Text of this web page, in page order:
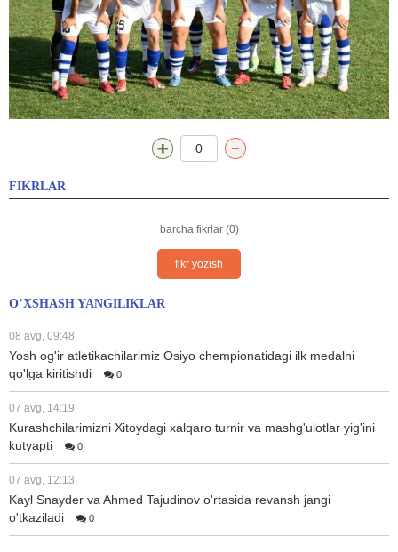
0
FIKRLAR
barcha fikrlar (0)
fikr yozish
O’XSHASH YANGILIKLAR
08 avg, 09:48
Yosh og'ir atletikachilarimiz Osiyo chempionatidagi ilk medalni
qo'lga kiritishdi
0
07 avg, 14:19
Kurashchilarimizni Xitoydagi xalqaro turnir va mashg'ulotlar yig'ini
kutyapti
0
07 avg, 12:13
Kayl Snayder va Ahmed Tajudinov o'rtasida revansh jangi
o'tkaziladi
0